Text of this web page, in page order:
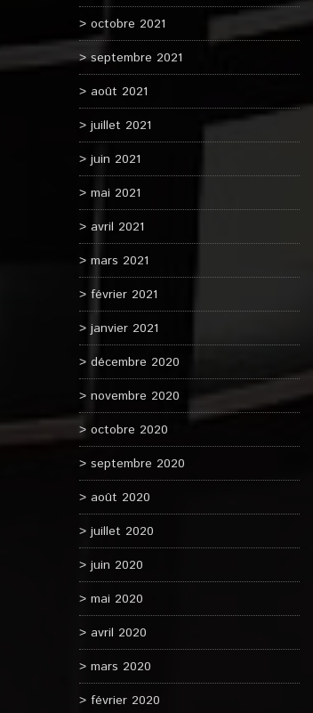
octobre 2021
septembre 2021
août 2021
juillet 2021
juin 2021
mai 2021
avril 2021
mars 2021
février 2021
janvier 2021
décembre 2020
novembre 2020
octobre 2020
septembre 2020
août 2020
juillet 2020
juin 2020
mai 2020
avril 2020
mars 2020
février 2020